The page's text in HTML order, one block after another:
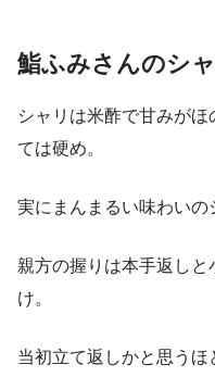
鮨ふみさんのシ
シャリは米酢で甘みが
ては硬め。
実にまんまるい味わいの
親方の握りは本手返し
け。
当初立て返しかと思うほ